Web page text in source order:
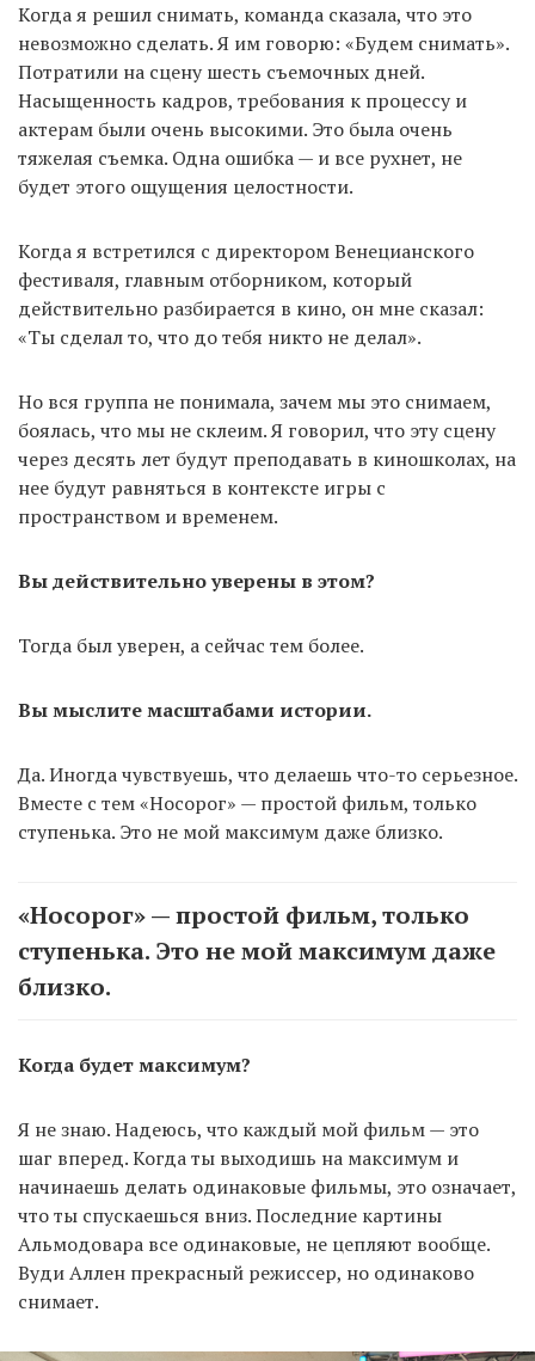
Когда я решил снимать, команда сказала, что это
невозможно сделать. Я им говорю: «Будем снимать».
Потратили на сцену шесть съемочных дней.
Насыщенность кадров, требования к процессу и
актерам были очень высокими. Это была очень
тяжелая съемка. Одна ошибка — и все рухнет, не
будет этого ощущения целостности.
Когда я встретился с директором Венецианского
фестиваля, главным отборником, который
действительно разбирается в кино, он мне сказал:
«Ты сделал то, что до тебя никто не делал».
Но вся группа не понимала, зачем мы это снимаем,
боялась, что мы не склеим. Я говорил, что эту сцену
через десять лет будут преподавать в киношколах, на
нее будут равняться в контексте игры с
пространством и временем.
Вы действительно уверены в этом?
Тогда был уверен, а сейчас тем более.
Вы мыслите масштабами истории.
Да. Иногда чувствуешь, что делаешь что-то серьезное.
Вместе с тем «Носорог» — простой фильм, только
ступенька. Это не мой максимум даже близко.
«Носорог» — простой фильм, только
ступенька. Это не мой максимум даже
близко.
Когда будет максимум?
Я не знаю. Надеюсь, что каждый мой фильм — это
шаг вперед. Когда ты выходишь на максимум и
начинаешь делать одинаковые фильмы, это означает,
что ты спускаешься вниз. Последние картины
Альмодовара все одинаковые, не цепляют вообще.
Вуди Аллен прекрасный режиссер, но одинаково
снимает.